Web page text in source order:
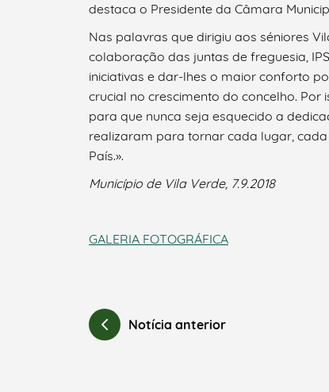
destaca o Presidente da Câmara
Nas palavras que dirigiu aos séniores
colaboração das juntas de freguesia,
iniciativas e dar-lhes o maior conforto
crucial no crescimento do concelho. Por
para que nunca seja esquecido a
realizaram para tornar cada lugar,
País.».
Município de Vila Verde, 7.9.2018
GALERIA FOTOGRÁFICA
Notícia anterior